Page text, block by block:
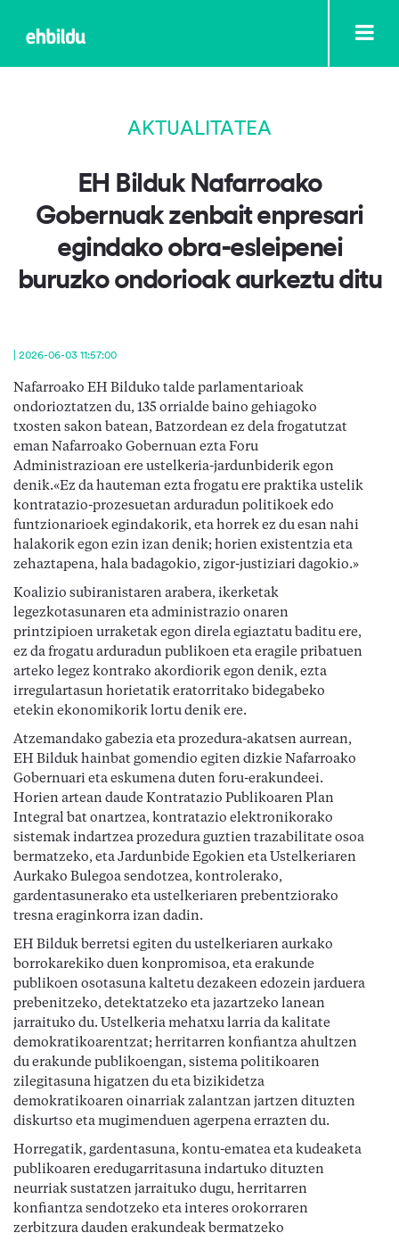
AKTUALITATEA
EH Bilduk Nafarroako
Gobernuak zenbait enpresari
egindako obra-esleipenei
buruzko ondorioak aurkeztu ditu
| 2026-06-03 11:57:00
Nafarroako EH Bilduko talde parlamentarioak
ondorioztatzen du, 135 orrialde baino gehiagoko
txosten sakon batean, Batzordean ez dela frogatutzat
eman Nafarroako Gobernuan ezta Foru
Administrazioan ere ustelkeria-jardunbiderik egon
denik.«Ez da hauteman ezta frogatu ere praktika ustelik
kontratazio-prozesuetan arduradun politikoek edo
funtzionarioek egindakorik, eta horrek ez du esan nahi
halakorik egon ezin izan denik; horien existentzia eta
zehaztapena, hala badagokio, zigor-justiziari dagokio.»
Koalizio subiranistaren arabera, ikerketak
legezkotasunaren eta administrazio onaren
printzipioen urraketak egon direla egiaztatu baditu ere,
ez da frogatu arduradun publikoen eta eragile pribatuen
arteko legez kontrako akordiorik egon denik, ezta
irregulartasun horietatik eratorritako bidegabeko
etekin ekonomikorik lortu denik ere.
Atzemandako gabezia eta prozedura-akatsen aurrean,
EH Bilduk hainbat gomendio egiten dizkie Nafarroako
Gobernuari eta eskumena duten foru-erakundeei.
Horien artean daude Kontratazio Publikoaren Plan
Integral bat onartzea, kontratazio elektronikorako
sistemak indartzea prozedura guztien trazabilitate osoa
bermatzeko, eta Jardunbide Egokien eta Ustelkeriaren
Aurkako Bulegoa sendotzea, kontrolerako,
gardentasunerako eta ustelkeriaren prebentziorako
tresna eraginkorra izan dadin.
EH Bilduk berretsi egiten du ustelkeriaren aurkako
borrokarekiko duen konpromisoa, eta erakunde
publikoen osotasuna kaltetu dezakeen edozein jarduera
prebenitzeko, detektatzeko eta jazartzeko lanean
jarraituko du. Ustelkeria mehatxu larria da kalitate
demokratikoarentzat; herritarren konfiantza ahultzen
du erakunde publikoengan, sistema politikoaren
zilegitasuna higatzen du eta bizikidetza
demokratikoaren oinarriak zalantzan jartzen dituzten
diskurtso eta mugimenduen agerpena errazten du.
Horregatik, gardentasuna, kontu-ematea eta kudeaketa
publikoaren eredugarritasuna indartuko dituzten
neurriak sustatzen jarraituko dugu, herritarren
konfiantza sendotzeko eta interes orokorraren
zerbitzura dauden erakundeak bermatzeko